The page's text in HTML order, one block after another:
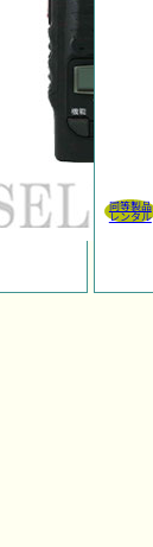
同等製品
レンタル